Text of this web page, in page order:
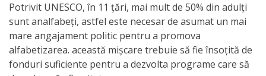
Proiecte
Rapoarte
de
Potrivit UNESCO, în 11 ţări, mai mult de 50% din adulţi
sunt analfabeţi, astfel este necesar de asumat un mai
mare angajament politic pentru a promova
alfabetizarea. această mişcare trebuie să fie însoţită de
fonduri suficiente pentru a dezvolta programe care să